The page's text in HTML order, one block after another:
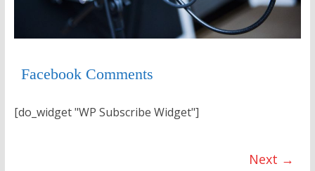
Facebook Comments
[do_widget "WP Subscribe Widget"]
Next →